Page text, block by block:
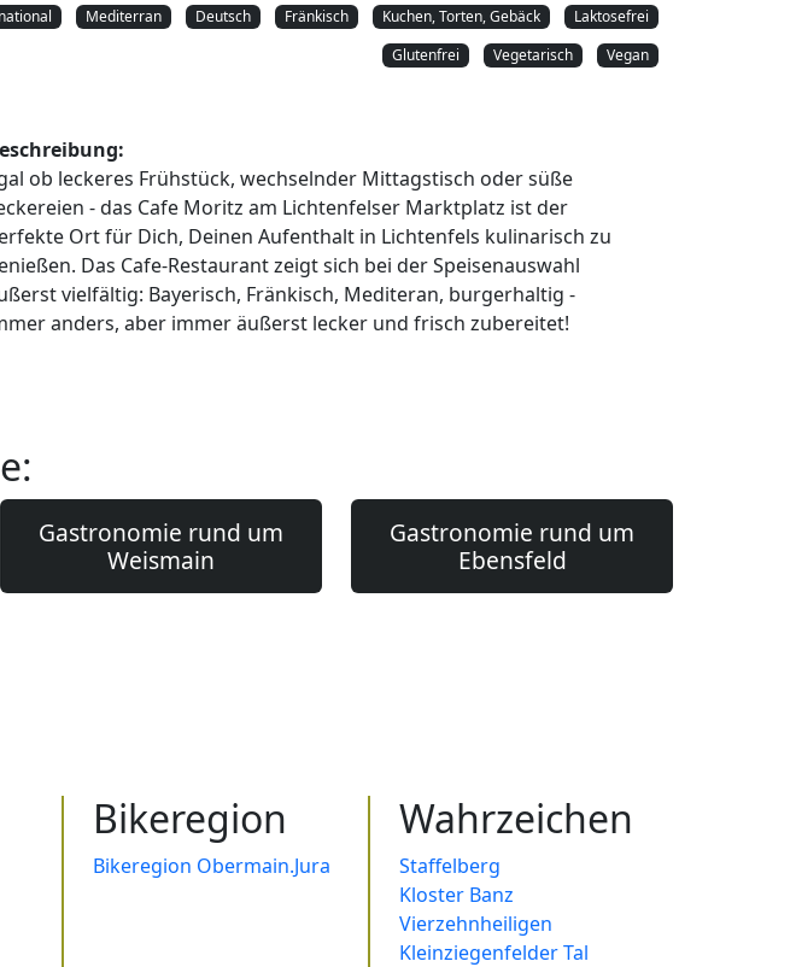
Mediterran Deutsch Fränkisch Kuchen, Torten, Gebäck
Laktosefrei
Glutenfrei
Vegetarisch Vegan
ob leckeres Frühstück, wechselnder Mittagstisch oder süße
- das Cafe Moritz am Lichtenfelser Marktplatz ist der
Ort für Dich, Deinen Aufenthalt in Lichtenfels kulinarisch zu
Das Cafe-Restaurant zeigt sich bei der Speisenauswahl
vielfältig: Bayerisch, Fränkisch, Mediteran, burgerhaltig -
anders, aber immer äußerst lecker und frisch zubereitet!
Gastronomie rund um
Weismain
Gastronomie rund um
Ebensfeld
Bikeregion
Bikeregion Obermain.Jura
Wahrzeichen
Staffelberg
Kloster Banz
Vierzehnheiligen
Kleinziegenfelder Tal